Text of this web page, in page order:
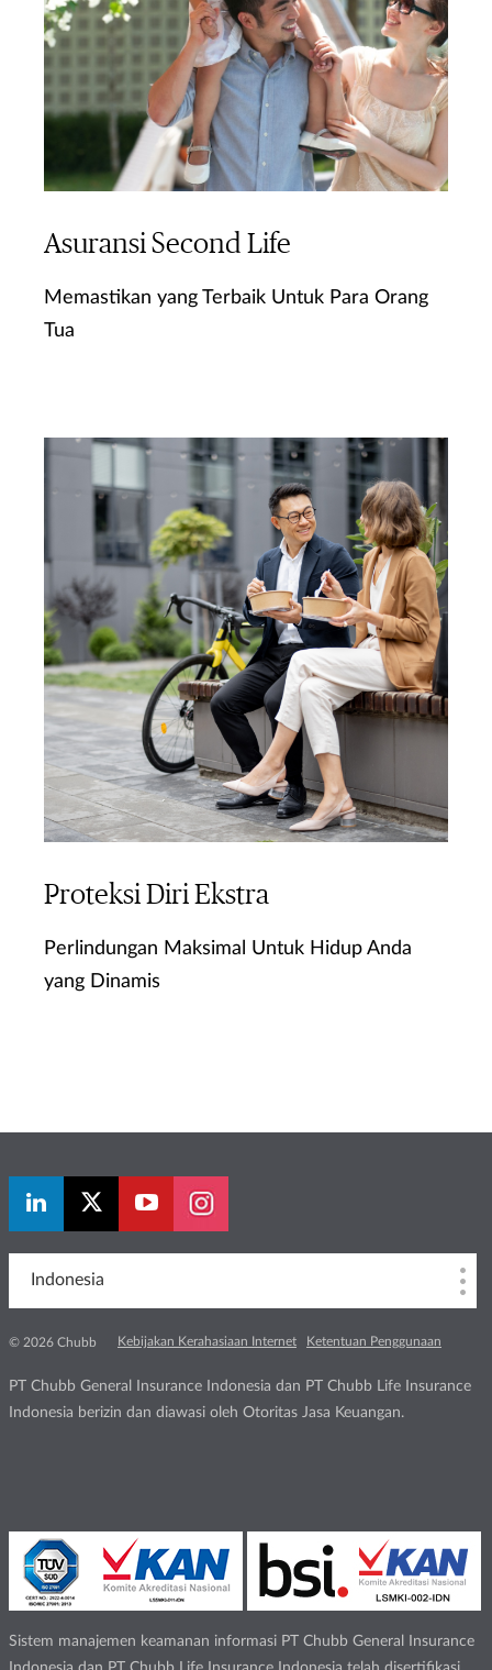
Asuransi Second Life
Memastikan yang Terbaik Untuk Para Orang
Tua
Proteksi Diri Ekstra
Perlindungan Maksimal Untuk Hidup Anda
yang Dinamis
Indonesia
© 2026 Chubb Kebijakan Kerahasiaan Internet Ketentuan Penggunaan
PT Chubb General Insurance Indonesia dan PT Chubb Life Insurance
Indonesia berizin dan diawasi oleh Otoritas Jasa Keuangan.
Sistem manajemen keamanan informasi PT Chubb General Insurance